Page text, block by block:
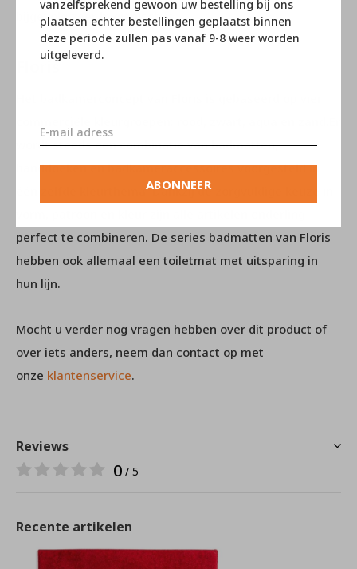
vanzelfsprekend gewoon uw bestelling bij ons
plaatsen echter bestellingen geplaatst binnen
deze periode zullen pas vanaf 9-8 weer worden
uitgeleverd.
ABONNEER
bijgevolg zeer hygiënisch is.
Floris
wordt steeds een combinatie van badmatten,
handdoeken en badkameraccessoires voorgesteld in
één zelfde kleurthema. Dankzij de zorgvuldige keuze in
perfect te combineren. De series badmatten van Floris
hebben ook allemaal een toiletmat met uitsparing in
hun lijn.
Mocht u verder nog vragen hebben over dit product of
over iets anders, neem dan contact op met
onze klantenservice.
Reviews
0 / 5
Recente artikelen